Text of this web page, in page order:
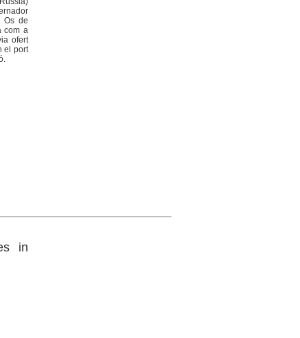
Os de
com a
ofert
el port
in